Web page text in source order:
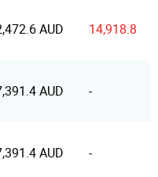
AUD 14,918.8
AUD -
AUD -